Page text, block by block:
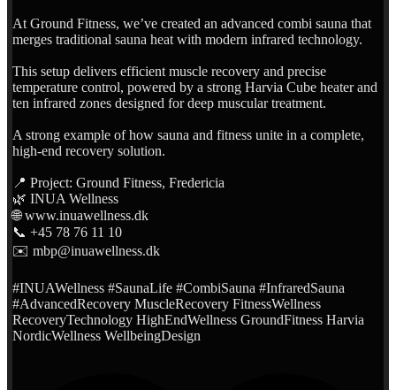
At Ground Fitness, we’ve created an advanced combi sauna that
merges traditional sauna heat with modern infrared technology.
This setup delivers efficient muscle recovery and precise
temperature control, powered by a strong Harvia Cube heater and
ten infrared zones designed for deep muscular treatment.
A strong example of how sauna and fitness unite in a complete,
high-end recovery solution.
📍 Project: Ground Fitness, Fredericia
🌿 INUA Wellness
🌐 www.inuawellness.dk
📞 +45 78 76 11 10
✉️ mbp@inuawellness.dk
#INUAWellness #SaunaLife #CombiSauna #InfraredSauna
#AdvancedRecovery MuscleRecovery FitnessWellness
RecoveryTechnology HighEndWellness GroundFitness Harvia
NordicWellness WellbeingDesign